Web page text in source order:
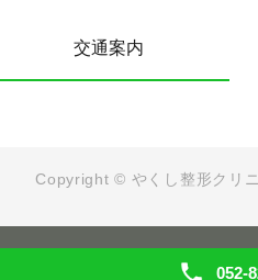
052-
交通案内
Copyright © やくし整形クリ